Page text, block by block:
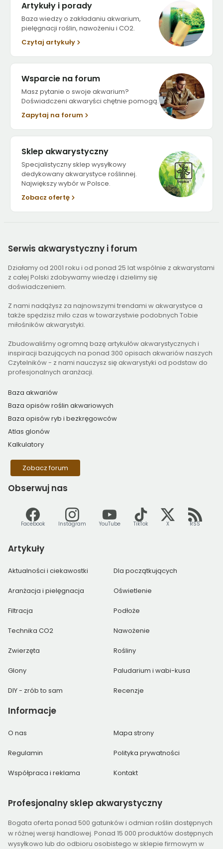
Artykuły i porady
Baza wiedzy o zakładaniu akwarium,
pielęgnacji roślin, nawożeniu i CO2.
Czytaj artykuły
Wsparcie na forum
Masz pytanie o swoje akwarium?
Doświadczeni akwaryści chętnie pomogą.
Zapytaj na forum
Sklep akwarystyczny
Specjalistyczny sklep wysyłkowy
dedykowany akwarystyce roślinnej.
Największy wybór w Polsce.
Zobacz ofertę
Serwis akwarystyczny i forum
Działamy od 2001 roku i od ponad 25 lat wspólnie z akwarystami
z całej Polski zdobywamy wiedzę i dzielimy się
doświadczeniem.
Z nami nadążysz za najnowszymi trendami w akwarystyce a
także spędzisz miło czas w towarzystwie podobnych Tobie
miłośników akwarystyki.
Zbudowaliśmy ogromną bazę artykułów akwarystycznych i
inspiracji bazujących na ponad 300 opisach akwariów naszych
Czytelników - z nami nauczysz się akwarystyki od podstaw do
profesjonalnych aranżacji.
Baza akwariów
Baza opisów roślin akwariowych
Baza opisów ryb i bezkręgowców
Atlas glonów
Kalkulatory
Zobacz forum
Obserwuj nas
Facebook Instagram YouTube TikTok X RSS
Artykuły
Aktualności i ciekawostki Dla początkujących
Aranżacja i pielęgnacja Oświetlenie
Filtracja Podłoże
Technika CO2 Nawożenie
Zwierzęta Rośliny
Glony Paludarium i wabi-kusa
DIY - zrób to sam Recenzje
Informacje
O nas Mapa strony
Regulamin Polityka prywatności
Współpraca i reklama Kontakt
Profesjonalny sklep akwarystyczny
Bogata oferta ponad 500 gatunków i odmian roślin dostępnych
w różnej wersji handlowej. Ponad 15 000 produktów dostępnych
wysyłkowo lub do odbioru osobistego w sklepie firmowym w